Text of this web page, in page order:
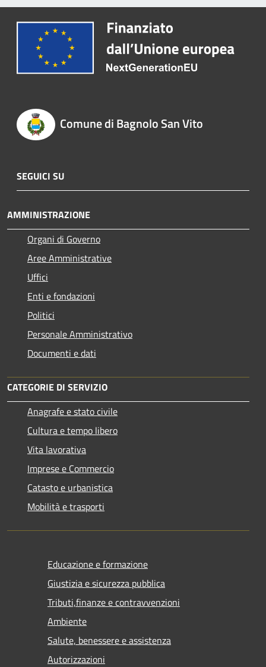
Comune di Bagnolo San Vito
SEGUICI SU
AMMINISTRAZIONE
Organi di Governo
Aree Amministrative
Uffici
Enti e fondazioni
Politici
Personale Amministrativo
Documenti e dati
CATEGORIE DI SERVIZIO
Anagrafe e stato civile
Cultura e tempo libero
Vita lavorativa
Imprese e Commercio
Catasto e urbanistica
Mobilità e trasporti
Educazione e formazione
Giustizia e sicurezza pubblica
Tributi,finanze e contravvenzioni
Ambiente
Salute, benessere e assistenza
Autorizzazioni